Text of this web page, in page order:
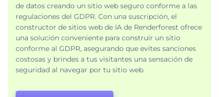
de datos creando un sitio web seguro conforme a las
regulaciones del GDPR. Con una suscripción, el
constructor de sitios web de IA de Renderforest ofrece
una solución conveniente para construir un sitio
conforme al GDPR, asegurando que evites sanciones
costosas y brindes a tus visitantes una sensación de
seguridad al navegar por tu sitio web.